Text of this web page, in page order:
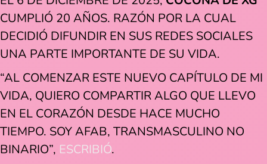
CUMPLIÓ 20 AÑOS. RAZÓN POR LA CUAL
DECIDIÓ DIFUNDIR EN SUS REDES SOCIALES
UNA PARTE IMPORTANTE DE SU VIDA.
“AL COMENZAR ESTE NUEVO CAPÍTULO DE MI
VIDA, QUIERO COMPARTIR ALGO QUE LLEVO
EN EL CORAZÓN DESDE HACE MUCHO
TIEMPO. SOY AFAB, TRANSMASCULINO NO
BINARIO”, ESCRIBIÓ.